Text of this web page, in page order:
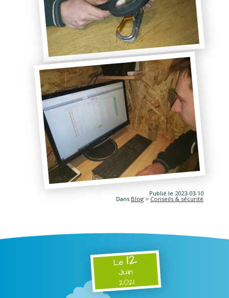
Publié le 2023-03-10
Dans Blog > Conseils & sécurité
Le12
Juin
2021